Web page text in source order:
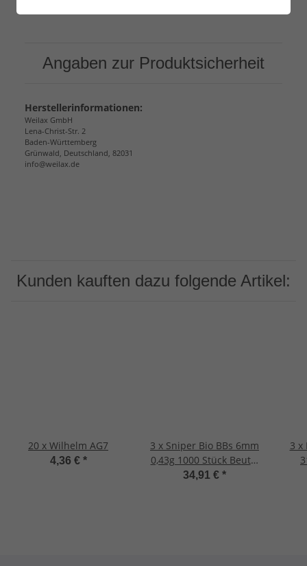
Angaben zur Produktsicherheit
Herstellerinformationen:
Weilax GmbH
Lena-Christ-Str. 2
Baden-Württemberg
Grünwald, Deutschland, 82031
info@weilax.de
Kunden kauften dazu folgende Artikel:
20 x Wilhelm AG7
4,36 € *
3 x Sniper Bio BBs 6mm
0,43g 1000 Stück Beutel
Premium
34,91 € *
3 x